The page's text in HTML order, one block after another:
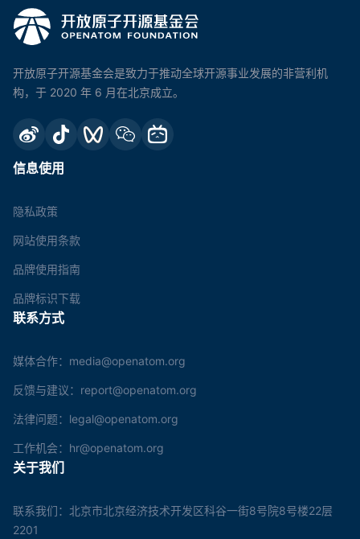
开放原子开源基金会是致力于推动全球开源事业发展的非营利机
构，于 2020 年 6 月在北京成立。
信息使用
隐私政策
网站使用条款
品牌使用指南
品牌标识下载
联系方式
媒体合作：media@openatom.org
反馈与建议：report@openatom.org
法律问题：legal@openatom.org
工作机会：hr@openatom.org
关于我们
联系我们：北京市北京经济技术开发区科谷一街8号院8号楼22层
2201